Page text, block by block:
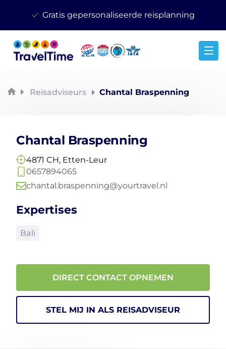
Gratis gepersonaliseerde reisplanning
Reisadviseurs Chantal Braspenning
Chantal Braspenning
4871 CH, Etten-Leur
0657894065
chantal.braspenning@yourtravel.nl
Expertises
Bali
DIRECT CONTACT OPNEMEN
STEL MIJ IN ALS REISADVISEUR
Reisspecialist